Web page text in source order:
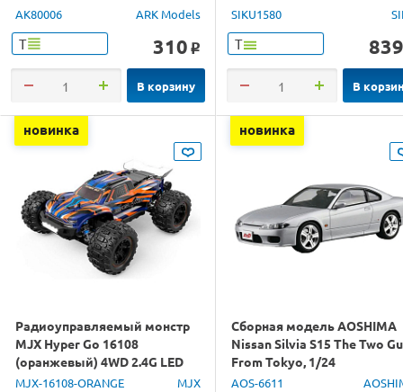
AK80006 ARK Models
Т 310 o
В корзину
SIKU1580
Т 839
В
новинка
Радиоуправляемый монстр
MJX Hyper Go 16108
(оранжевый) 4WD 2.4G LED
1/16 RTR
MJX-16108-ORANGE MJX
новинка
Сборная модель AOSHIMA
Nissan Silvia S15 The Two
From Tokyo, 1/24
AOS-6611